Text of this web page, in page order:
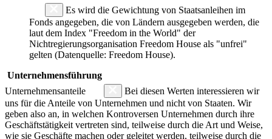
Es wird die Gewichtung von Staatsanleihen im
Fonds angegeben, die von Ländern ausgegeben werden, die
laut dem Index "Freedom in the World" der
Nichtregierungsorganisation Freedom House als "unfrei"
gelten (Datenquelle: Freedom House).
Unternehmensführung
Unternehmensanteile
Bei diesen Werten interessieren wir
uns für die Anteile von Unternehmen und nicht von Staaten. Wir
geben also an, in welchen Kontroversen Unternehmen durch ihre
Geschäftstätigkeit vertreten sind, teilweise durch die Art und Weise,
wie sie Geschäfte machen oder geleitet werden, teilweise durch die